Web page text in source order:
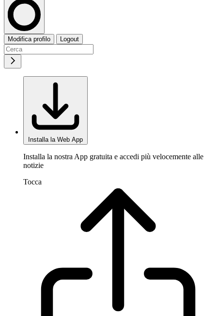
Modifica profilo Logout
Installa la Web App
Installa la nostra App gratuita e accedi più velocemente alle
notizie
Tocca